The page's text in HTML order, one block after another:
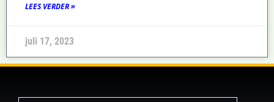
LEES VERDER »
juli 17, 2023